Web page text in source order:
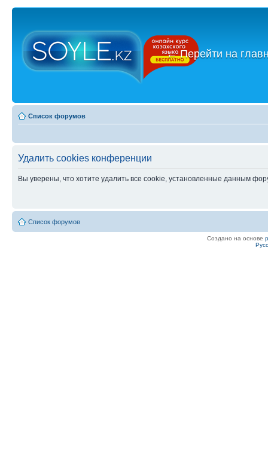
←Перейти на
Список форумов
Удалить cookies конференции
Вы уверены, что хотите удалить все cookie, установленные данным
Список форумов
Создано на основе